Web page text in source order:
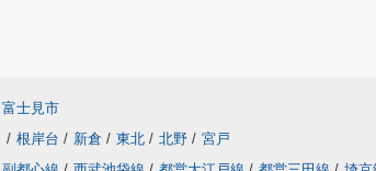
富士見市
/ 根岸台 / 新倉 / 東北 / 北野 / 宮戸